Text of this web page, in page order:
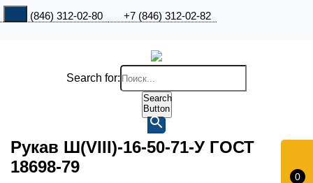
+7 (846) 312-02-80 +7 (846) 312-02-82
0
Search for:
Search
Button
Рукав Ш(VIII)-16-50-71-У ГОСТ
18698-79